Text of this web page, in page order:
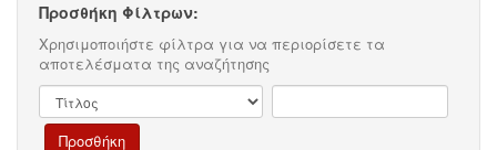
Προσθήκη Φίλτρων:
Χρησιμοποιήστε φίλτρα για να περιορίσετε τα
αποτελέσματα της αναζήτησης